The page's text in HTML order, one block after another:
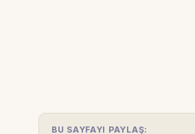
BU SAYFAYI PAYLAŞ: